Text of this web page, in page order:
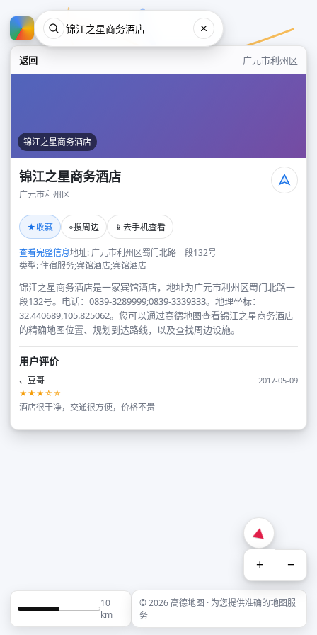
返回 广元市利州区
锦江之星商务酒店
锦江之星商务酒店
广元市利州区
★收藏 ⌖搜周边 📱 去手机查看
查看完整信息地址: 广元市利州区蜀门北路一段132号
类型: 住宿服务;宾馆酒店;宾馆酒店
锦江之星商务酒店是一家宾馆酒店，地址为广元市利州区蜀门北路一
段132号。电话：0839-3289999;0839-3339333。地理坐标：
32.440689,105.825062。您可以通过高德地图查看锦江之星商务酒店
的精确地图位置、规划到达路线，以及查找周边设施。
用户评价
、豆哥
2017-05-09
★★★☆☆
酒店很干净，交通很方便，价格不贵
+ −
10
km
© 2026 高德地图 · 为您提供准确的地图服
务